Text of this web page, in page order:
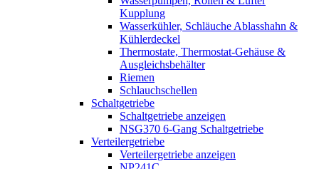
Kupplung
Wasserkühler, Schläuche Ablasshahn &
Kühlerdeckel
Thermostate, Thermostat-Gehäuse &
Ausgleichsbehälter
Riemen
Schlauchschellen
Schaltgetriebe
Schaltgetriebe anzeigen
NSG370 6-Gang Schaltgetriebe
Verteilergetriebe
Verteilergetriebe anzeigen